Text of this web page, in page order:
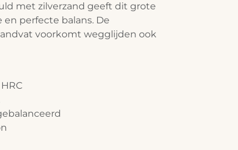
met zilverzand geeft dit grote
en perfecte balans. De
voorkomt wegglijden ook